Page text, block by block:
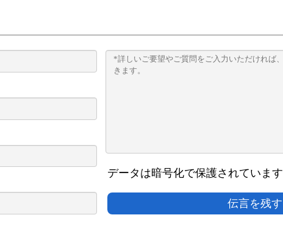
データは暗号化で保護されています
伝言を残す